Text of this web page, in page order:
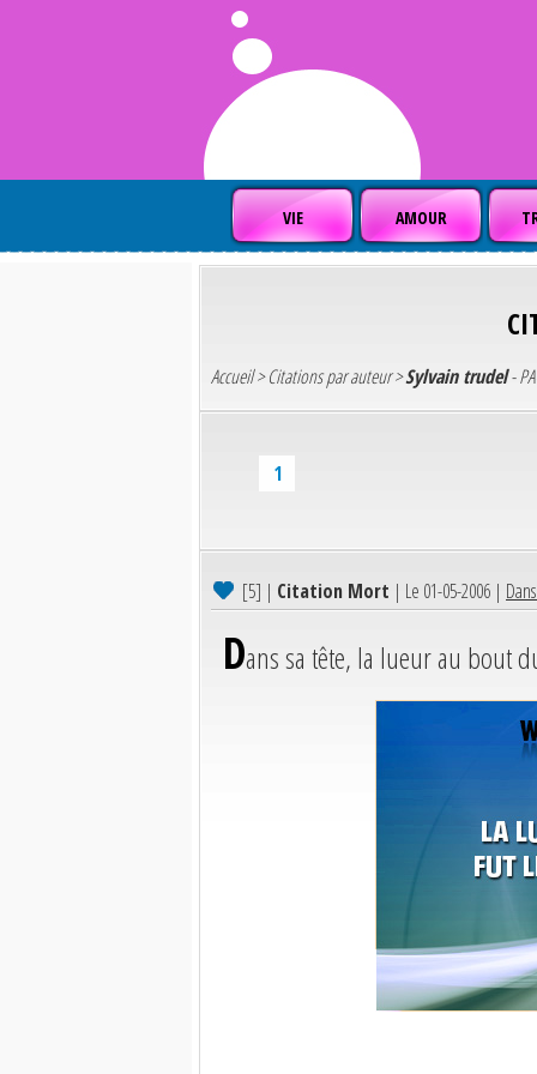
VIE AMOUR
Accueil>Citations par auteur>Sylvain trudel-
1
[5] | Citation Mort | Le 01-05-2006 |
Dans sa tête, la lueur au bout